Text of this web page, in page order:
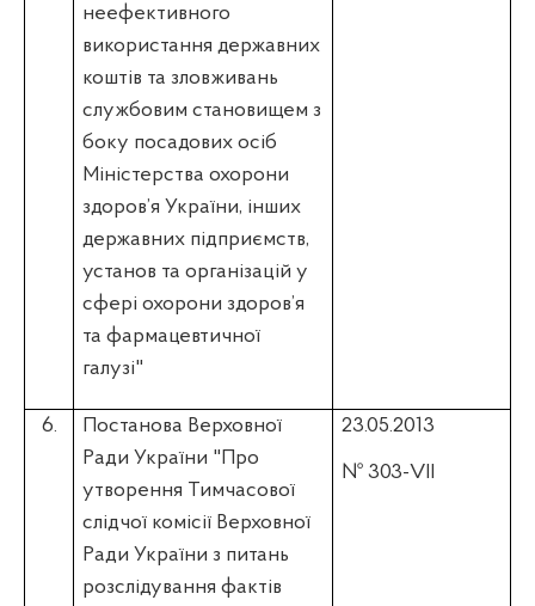
неефективного
використання державних
коштів та зловживань
службовим становищем з
боку посадових осіб
Міністерства охорони
здоров’я України, інших
державних підприємств,
установ та організацій у
сфері охорони здоров’я
та фармацевтичної
галузі"
6.
Постанова Верховної
Ради України "Про
утворення Тимчасової
слідчої комісії Верховної
Ради України з питань
розслідування фактів
23.05.2013
№ 303-VII